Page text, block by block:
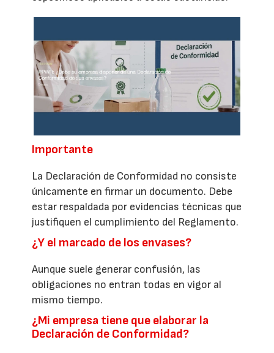
Importante
La Declaración de Conformidad no consiste
únicamente en firmar un documento. Debe
estar respaldada por evidencias técnicas que
justifiquen el cumplimiento del Reglamento.
¿Y el marcado de los envases?
Aunque suele generar confusión, las
obligaciones no entran todas en vigor al
mismo tiempo.
¿Mi empresa tiene que elaborar la
Declaración de Conformidad?